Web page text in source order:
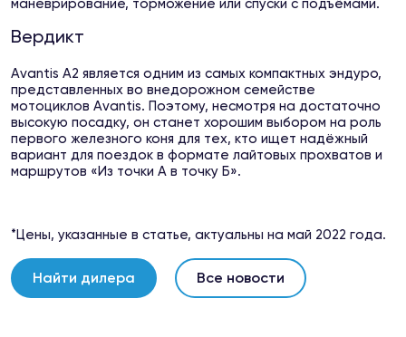
маневрирование, торможение или спуски с подъёмами.
Вердикт
Avantis A2 является одним из самых компактных эндуро,
представленных во внедорожном семействе
мотоциклов Avantis. Поэтому, несмотря на достаточно
высокую посадку, он станет хорошим выбором на роль
первого железного коня для тех, кто ищет надёжный
вариант для поездок в формате лайтовых прохватов и
маршрутов «Из точки А в точку Б».
*Цены, указанные в статье, актуальны на май 2022 года.
Найти дилера Все новости